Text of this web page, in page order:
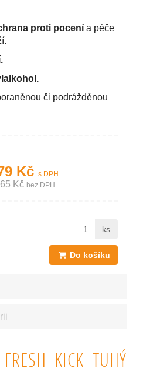
proti pocení a péče
či podrážděnou
Kč s DPH
65 Kč bez DPH
ks
Do košíku
KICK TUHÝ